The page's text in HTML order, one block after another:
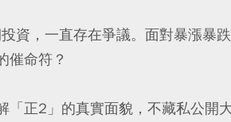
資，一直存在爭議。面對暴漲暴
催命符？
「正2」的真實面貌，不藏私公開